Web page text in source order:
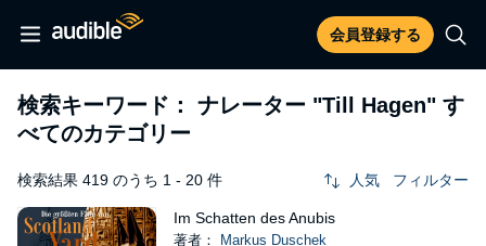
会員登録する
検索キーワード： ナレーター "Till Hagen" す
べてのカテゴリー
検索結果 419 のうち 1 - 20 件 人気 フィルター
Im Schatten des Anubis
著者：
Markus Duschek